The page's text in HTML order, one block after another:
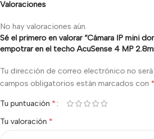
Valoraciones
No hay valoraciones aún.
Sé el primero en valorar “Cámara IP mini
empotrar en el techo AcuSense 4 MP
Tu dirección de correo electrónico no será
campos obligatorios están marcados con *
Tu puntuación *
Tu valoración *